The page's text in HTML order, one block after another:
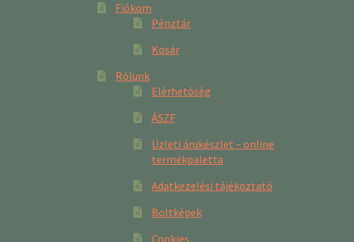
Fiókom
Pénztár
Kosár
Rólunk
Elérhetőség
ÁSZF
Üzleti árukészlet – online
termékpaletta
Adatkezelési tájékoztató
Boltképek
Cookies